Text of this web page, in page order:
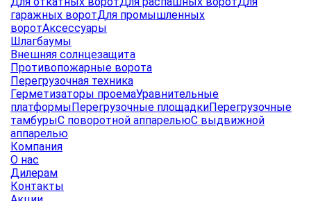
гаражных воротДля промышленных
воротАксессуары
Шлагбаумы
Внешняя солнцезащита
Противопожарные ворота
Перегрузочная техника
Герметизаторы проемаУравнительные
платформыПерегрузочные площадкиПерегрузочные
тамбурыС поворотной аппарельюС выдвижной
аппарелью
Компания
О нас
Дилерам
Контакты